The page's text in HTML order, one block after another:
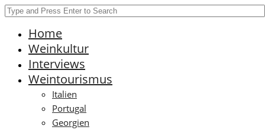
Home
Weinkultur
Interviews
Weintourismus
Italien
Portugal
Georgien